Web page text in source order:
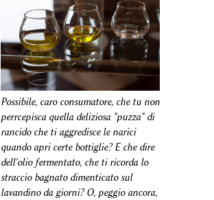
Possibile, caro consumatore, che tu non
perrcepisca quella deliziosa "puzza" di
rancido che ti aggredisce le narici
quando apri certe bottiglie? E che dire
dell'olio fermentato, che ti ricorda lo
straccio bagnato dimenticato sul
lavandino da giorni? O, peggio ancora,